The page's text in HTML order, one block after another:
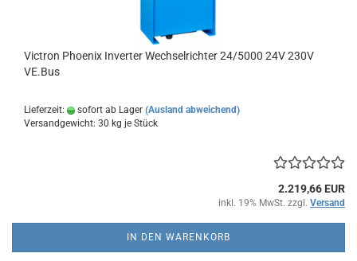
Victron Phoenix Inverter Wechselrichter 24/5000 24V 230V
VE.Bus
Lieferzeit: sofort ab Lager (Ausland abweichend)
Versandgewicht: 30 kg je Stück
2.219,66 EUR
inkl. 19% MwSt. zzgl. Versand
IN DEN WARENKORB